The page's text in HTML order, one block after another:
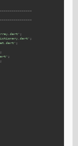
;
;
;
;
;
;